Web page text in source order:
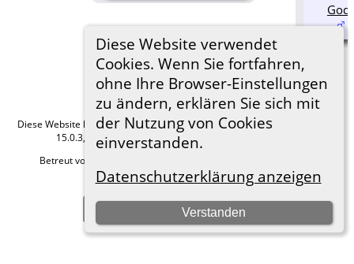
Diese Website verwendet
Cookies. Wenn Sie fortfahren,
ohne Ihre Browser-Einstellungen
zu ändern, erklären Sie sich mit
der Nutzung von Cookies
einverstanden.
Datenschutzerklärung anzeigen
Verstanden
Diese Website läuft mit The Next Generation of Genealogy Sitebuilding
15.0.3, programmiert von Darrin Lythgoe © 2001-2026.
Betreut von
Hier geht es zum Impressum
Zur Desktop-Webseite wechseln